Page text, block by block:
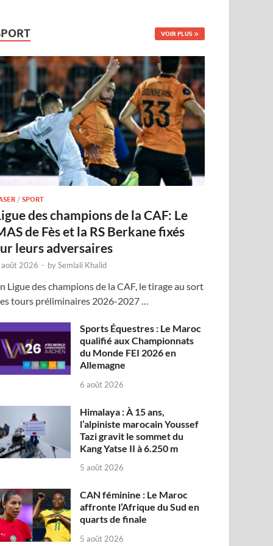
VOIR PLUS
/SPORT
des champions de la CAF: Le
de Fès et la RS Berkane fixés
leurs adversaires
2026 - bySemlali Khalid
Ligue des champions de la CAF, le tirage au sort
tours préliminaires 2026-2027 …
Sports Équestres : Le Maroc
qualifié aux Championnats
du Monde FEI 2026 en
Allemagne
6 août 2026
Himalaya : À 15 ans,
l’alpiniste marocain Youssef
Tazi gravit le sommet du
Kang Yatse II à 6.250 m
5 août 2026
CAN féminine : Le Maroc
affronte l’Afrique du Sud en
quarts de finale
5 août 2026